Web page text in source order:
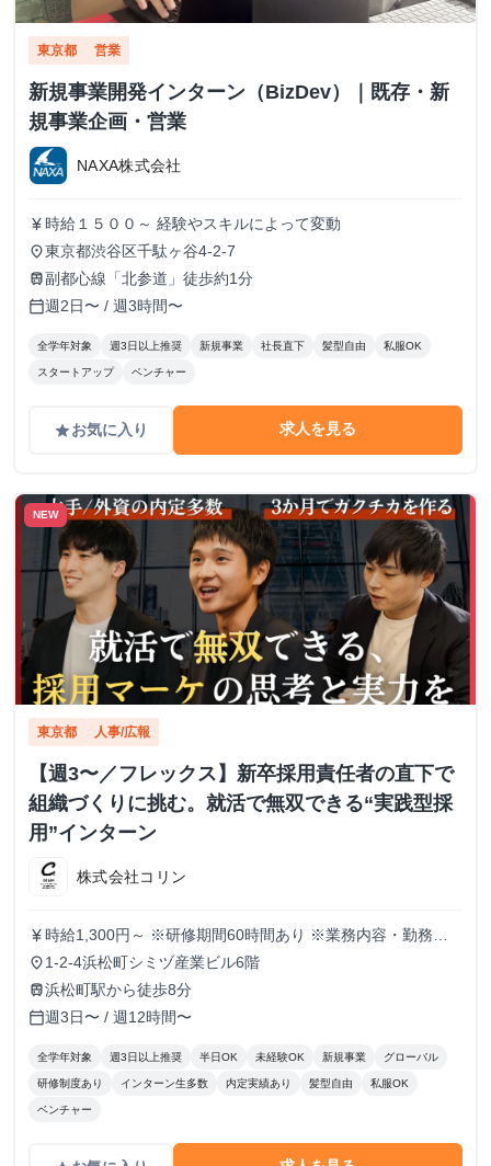
東京都 営業
新規事業開発インターン（BizDev）｜既存・新
規事業企画・営業
NAXA株式会社
currency_yen 時給１５００～ 経験やスキルによって変動
place東京都渋谷区千駄ヶ谷4-2-7
train副都心線「北参道」徒歩約1分
calendar_today週2日〜 / 週3時間〜
全学年対象 週3日以上推奨 新規事業 社長直下 髪型自由 私服OK
スタートアップ ベンチャー
gradeお気に入り 求人を見る
NEW
東京都 人事/広報
【週3〜／フレックス】新卒採用責任者の直下で
組織づくりに挑む。就活で無双できる“実践型採
用”インターン
株式会社コリン
currency_yen 時給1,300円～ ※研修期間60時間あり ※業務内容・勤務状
況により決定
place 1-2-4浜松町シミヅ産業ビル6階
train浜松町駅から徒歩8分
calendar_today週3日〜 / 週12時間〜
全学年対象 週3日以上推奨 半日OK 未経験OK 新規事業 グローバル
研修制度あり インターン生多数 内定実績あり 髪型自由 私服OK
ベンチャー